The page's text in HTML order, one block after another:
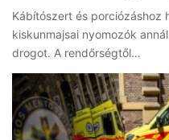
Kábítószert és porciózáshoz
kiskunmajsai nyomozók
drogot. A rendőrségtől…